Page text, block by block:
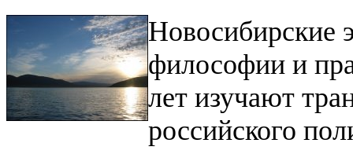
Новосибирские
философии и
лет изучают
российского